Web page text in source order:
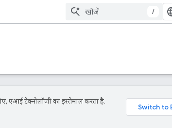
/
एआई टेक्नोलॉजी का इस्तेमाल करता है.